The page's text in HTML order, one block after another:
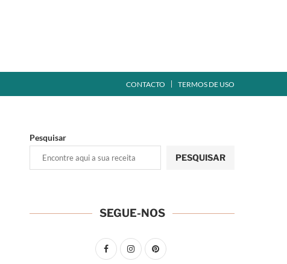
CONTACTO TERMOS DE USO
Pesquisar
PESQUISAR
SEGUE-NOS